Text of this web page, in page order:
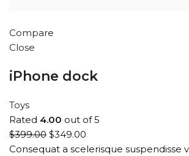
Compare
Close
iPhone dock
Toys
Rated 4.00 out of 5
$399.00 $349.00
Consequat a scelerisque suspendisse